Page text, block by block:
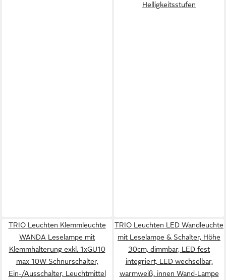
Helligkeitsstufen
TRIO Leuchten Klemmleuchte
WANDA Leselampe mit
Klemmhalterung exkl. 1xGU10
max 10W Schnurschalter,
Ein-/Ausschalter, Leuchtmittel
TRIO Leuchten LED Wandleuchte
mit Leselampe & Schalter, Höhe
30cm, dimmbar, LED fest
integriert, LED wechselbar,
warmweiß, innen Wand-Lampe